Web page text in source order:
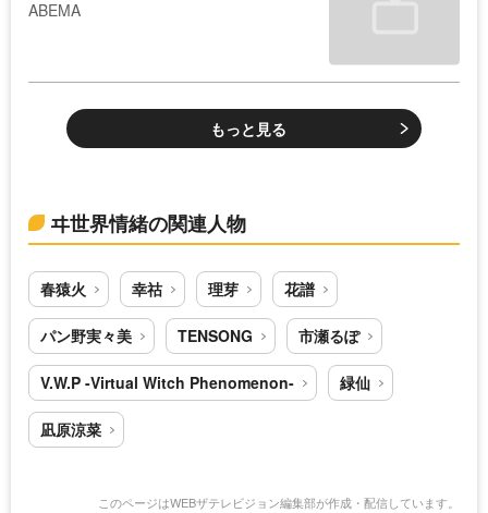
ABEMA
もっと見る
ヰ世界情緒の関連人物
春猿火 幸祜 理芽 花譜
パン野実々美 TENSONG 市瀬るぽ
V.W.P -Virtual Witch Phenomenon- 緑仙
凪原涼菜
このページはWEBザテレビジョン編集部が作成・配信しています。